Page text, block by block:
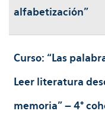
alfabetización"
Curso: “Las
Leer literatura
memoria” – 4°